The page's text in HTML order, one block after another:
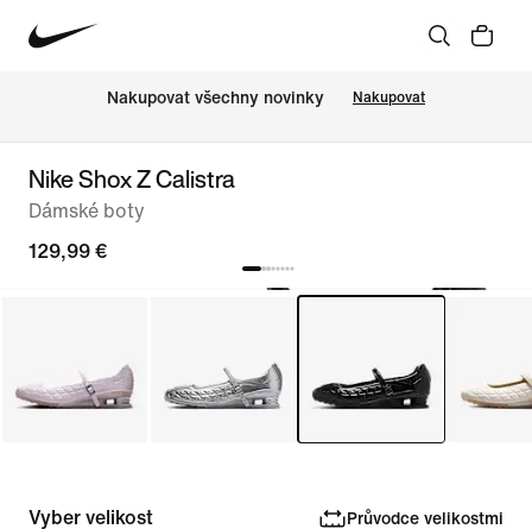
Nakupovat všechny novinky Nakupovat
Nike Shox Z Calistra
Dámské boty
129,99 €
Vyber velikost Průvodce velikostmi